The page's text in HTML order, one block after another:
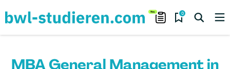
0
MBA General Management in